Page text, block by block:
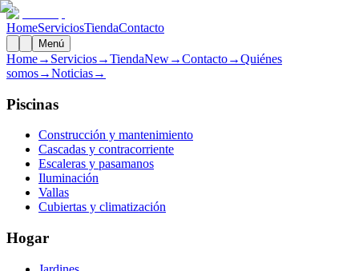
HomeServiciosTiendaContacto
Menú
Home→ Servicios→TiendaNew→Contacto→Quiénes
somos→Noticias→
Piscinas
Construcción y mantenimiento
Cascadas y contracorriente
Escaleras y pasamanos
Iluminación
Vallas
Cubiertas y climatización
Hogar